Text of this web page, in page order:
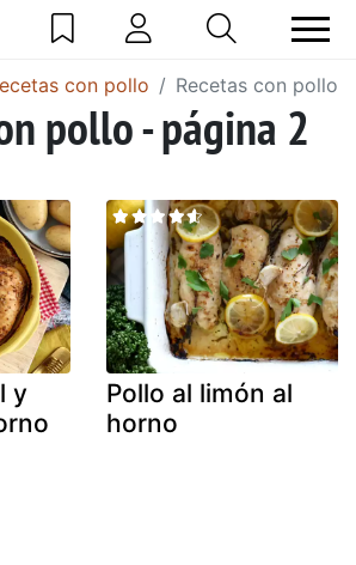
con pollo Recetas con pollo
pollo - página 2
y
Pollo al limón al
horno